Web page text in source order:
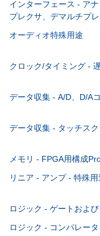
インターフェース - ア
プレクサ、デマルチプ
オーディオ特殊用途
クロック/タイミング -
データ収集 - A/D、D/A
データ収集 - タッチス
メモリ - FPGA用構成
リニア - アンプ - 特殊用
ロジック - ゲートおよ
ロジック - コンパレータ